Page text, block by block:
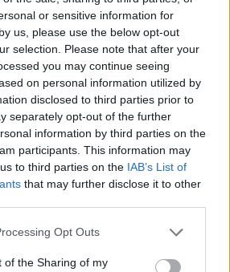
or sensitive information for
us, please use the below opt-out
selection. Please note that after your
you may continue seeing
on personal information utilized by
disclosed to third parties prior to
separately opt-out of the further
information by third parties on the
participants. This information may
to third parties on the IAB’s List of
that may further disclose it to other
app uses one or more Google
or usage behaviour. You may click to
Opt Outs
of the Sharing of my